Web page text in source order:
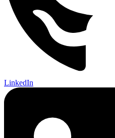
LinkedIn